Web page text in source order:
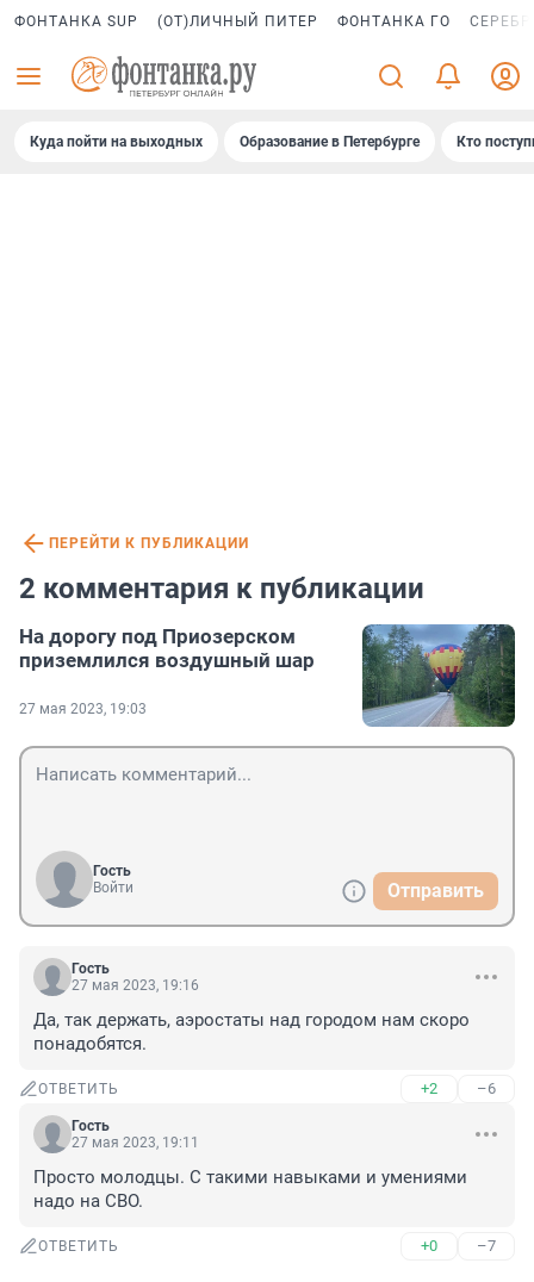
ФОНТАНКА SUP (ОТ)ЛИЧНЫЙ ПИТЕР ФОНТАНКА ГО
Куда пойти на выходных Образование в Петербурге Кто
ПЕРЕЙТИ К ПУБЛИКАЦИИ
2 комментария к публикации
На дорогу под Приозерском
приземлился воздушный шар
27 мая 2023, 19:03
Гость
Войти
Отправить
Гость
27 мая 2023, 19:16
Да, так держать, аэростаты над городом нам скоро
понадобятся.
ОТВЕТИТЬ +2 –6
Гость
27 мая 2023, 19:11
Просто молодцы. С такими навыками и умениями
надо на СВО.
ОТВЕТИТЬ +0 –7